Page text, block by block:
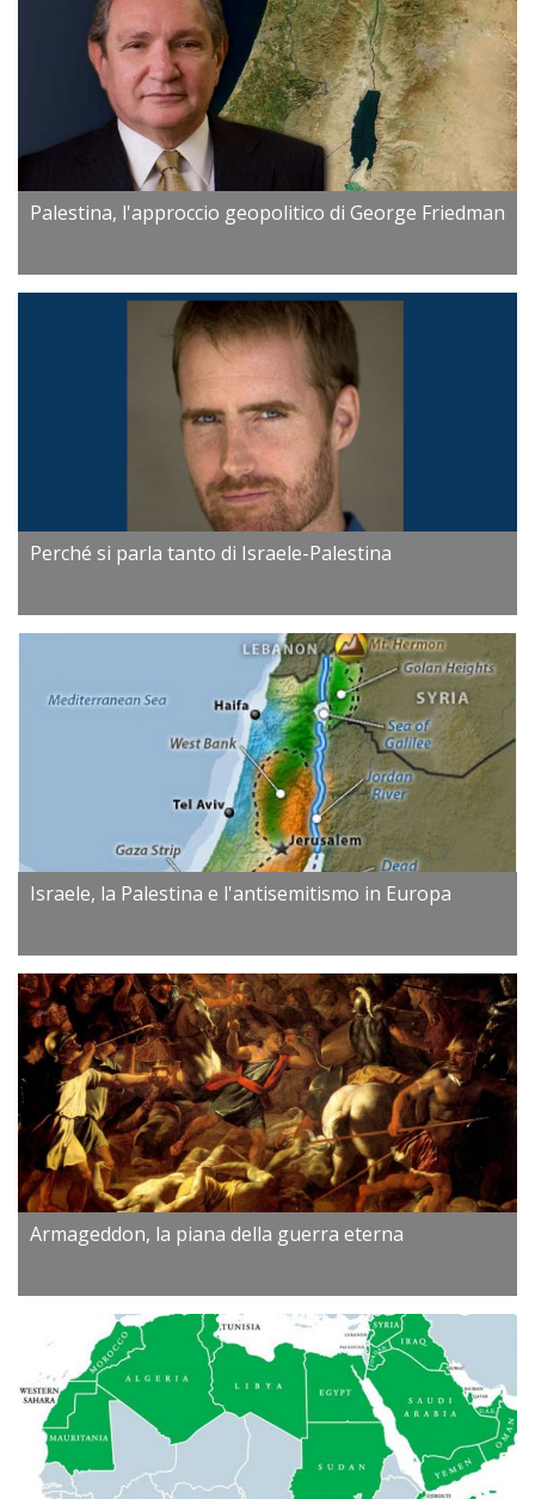
Palestina, l'approccio geopolitico di George Friedman
Perché si parla tanto di Israele-Palestina
Israele, la Palestina e l'antisemitismo in Europa
Armageddon, la piana della guerra eterna